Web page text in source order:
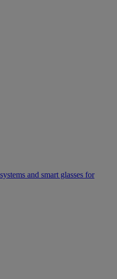
and smart glasses for